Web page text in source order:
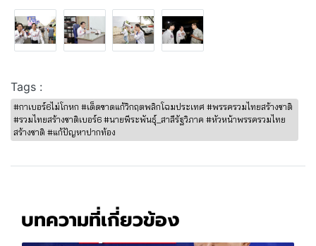
Tags :
#กาเบอร์6ไม่โกหก #เด็ดขาดแก้วิกฤตพลิกโฉมประเทศ #พรรครวมไทยสร้างชาติ
#รวมไทยสร้างชาติเบอร์6 #นายพีระพันธุ์_สาลีรัฐวิภาค #หัวหน้าพรรครวมไทย
สร้างชาติ #แก้ปัญหาปากท้อง
บทความที่เกี่ยวข้อง